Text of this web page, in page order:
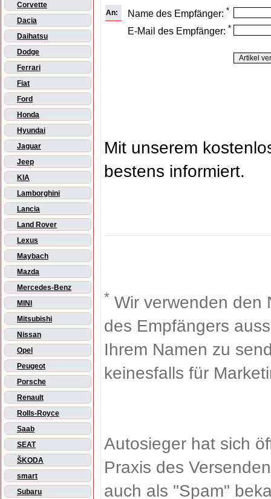
Corvette
Dacia
Daihatsu
Dodge
Ferrari
Fiat
Ford
Honda
Hyundai
Jaguar
Jeep
KIA
Lamborghini
Lancia
Land Rover
Lexus
Maybach
Mazda
Mercedes-Benz
MINI
Mitsubishi
Nissan
Opel
Peugeot
Porsche
Renault
Rolls-Royce
Saab
SEAT
ŠKODA
smart
Subaru
An: Name des Empfänger: *
E-Mail des Empfänger: *
Mit unserem
bestens informiert.
* Wir verwenden den
des Empfängers
Ihrem Namen zu
keinesfalls für
Autosieger hat sich
Praxis des
auch als "Spam"